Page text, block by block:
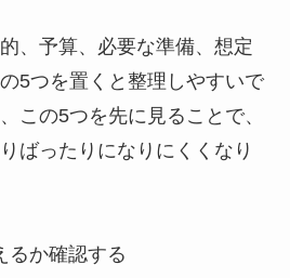
、予算、必要な準備、想定
5つを置くと整理しやすいで
この5つを先に見ることで、
ばったりになりにくくなり
るか確認する